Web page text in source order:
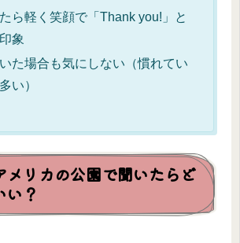
ら軽く笑顔で「Thank you!」と
象
た場合も気にしない（慣れてい
い）
メリカの公園で聞いたらど
い？